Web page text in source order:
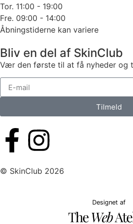
Tor. 11:00 - 19:00
Fre. 09:00 - 14:00
Åbningstiderne kan variere
Bliv en del af SkinClub
Vær den første til at få nyheder og
Tilmeld
© SkinClub 2026
Designet af